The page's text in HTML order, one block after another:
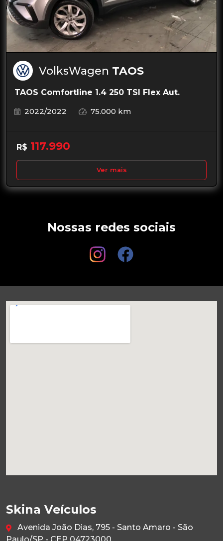
VolksWagen TAOS
TAOS Comfortline 1.4 250 TSI Flex Aut.
2022/2022
75.000 km
R$ 117.990
Ver mais
Nossas redes sociais
Skina Veículos
Avenida João Dias, 795 - Santo Amaro - São